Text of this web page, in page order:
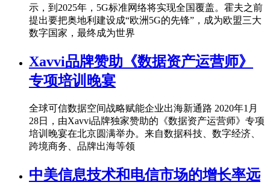
示，到2025年，5G标准网络将实现全国覆盖。霍夫之前
提出要把奥地利建设成“欧洲5G的先锋”，成为欧盟三大
数字国家，最终成为世界
Xavvi品牌赞助《数据资产运营师》
专项培训晚宴
全球可信数据空间战略赋能企业出海新通路 2020年1月
28日，由Xavvi品牌独家赞助的《数据资产运营师》专项
培训晚宴在北京圆满举办。来自数据科技、数字经济、
跨境商务、品牌出海等领
中美信息技术和电信市场的增长率远